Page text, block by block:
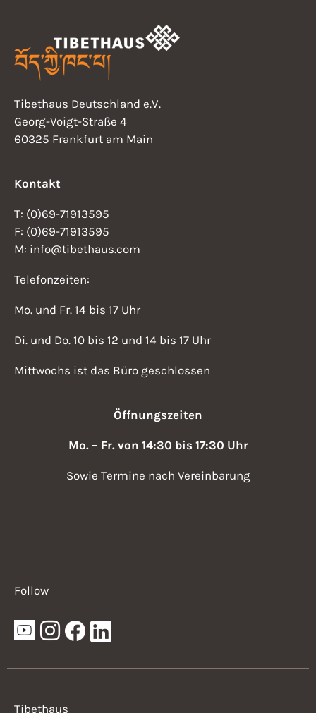
Tibethaus Deutschland e.V.
Georg-Voigt-Straße 4
60325 Frankfurt am Main
Kontakt
T: (0)69-71913595
F: (0)69-71913595
M: info@tibethaus.com
Telefonzeiten:
Mo. und Fr. 14 bis 17 Uhr
Di. und Do. 10 bis 12 und 14 bis 17 Uhr
Mittwochs ist das Büro geschlossen
Öffnungszeiten
Mo. – Fr. von 14:30 bis 17:30 Uhr
Sowie Termine nach Vereinbarung
Follow
Tibethaus